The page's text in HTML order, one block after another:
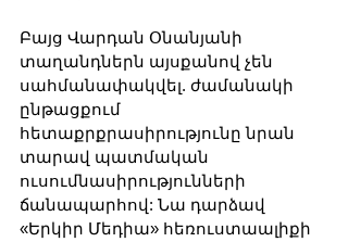
Բայց Վարդան Օնանյանի
տաղանդներն այսքանով չեն
սահմանափակվել. ժամանակի
ընթացքում
հետաքրքրասիրությունը նրան
տարավ պատմական
ուսումնասիրությունների
ճանապարհով: Նա դարձավ
«Երկիր Մեդիա» հեռուստաալիքի